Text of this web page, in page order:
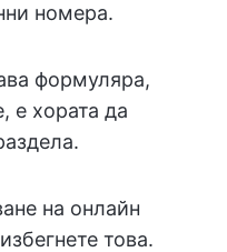
номера.
формуляра,
е хората да
на онлайн
това.